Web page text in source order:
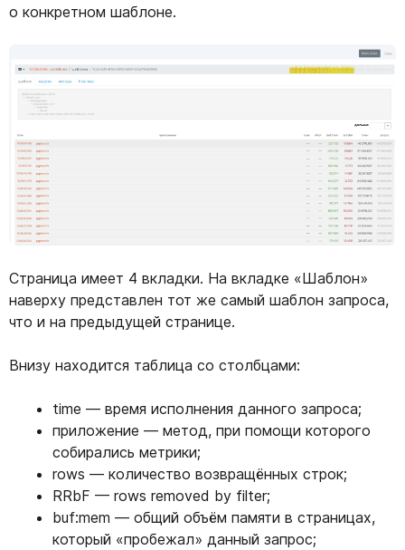
о конкретном шаблоне.
Страница имеет 4 вкладки. На вкладке «Шаблон»
наверху представлен тот же самый шаблон запроса,
что и на предыдущей странице.
Внизу находится таблица со столбцами:
time — время исполнения данного запроса;
приложение — метод, при помощи которого
собирались метрики;
rows — количество возвращённых строк;
RRbF — rows removed by filter;
buf:mem — общий объём памяти в страницах,
который «пробежал» данный запрос;